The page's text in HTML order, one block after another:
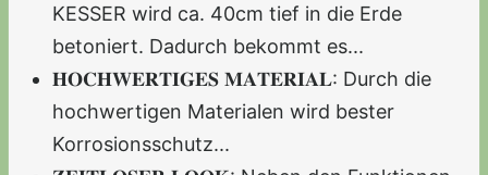
KESSER wird ca. 40cm tief in die Erde
betoniert. Dadurch bekommt es...
𝐇𝐎𝐂𝐇𝐖𝐄𝐑𝐓𝐈𝐆𝐄𝐒 𝐌𝐀𝐓𝐄𝐑𝐈𝐀𝐋: Durch die
hochwertigen Materialen wird bester
Korrosionsschutz...